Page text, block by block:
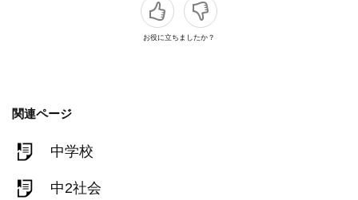
お役に立ちましたか？
関連ページ
中学校
中2社会